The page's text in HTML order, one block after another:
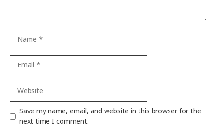
Website
Save my name, email, and website in this browser for the
next time I comment.